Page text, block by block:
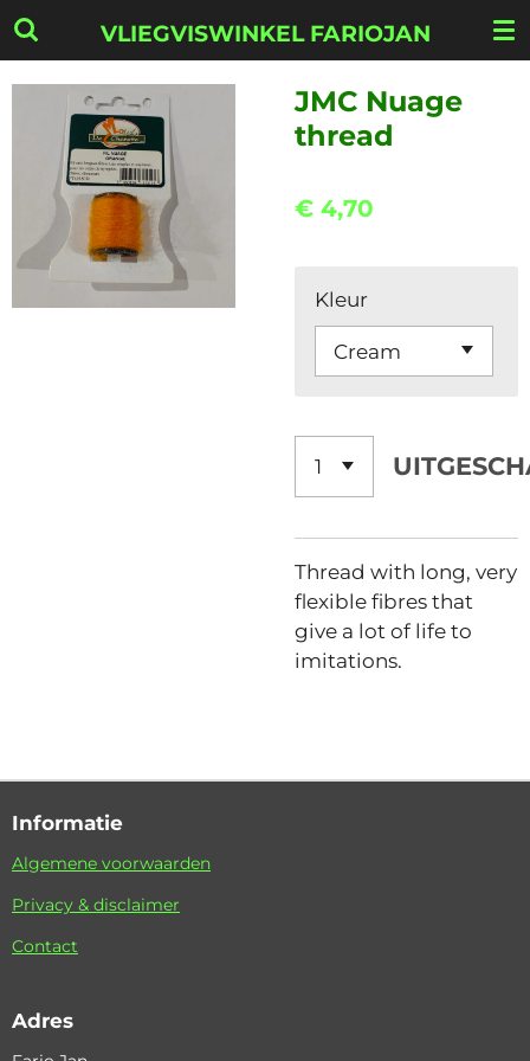
Ga
direct
naar
hoofdinhoud
VLIEGVISWINKEL FARIOJAN
JMC Nuage
thread
€ 4,70
Kleur
Thread with long, very
flexible fibres that
give a lot of life to
imitations.
Informatie
Algemene voorwaarden
Privacy & disclaimer
Contact
Adres